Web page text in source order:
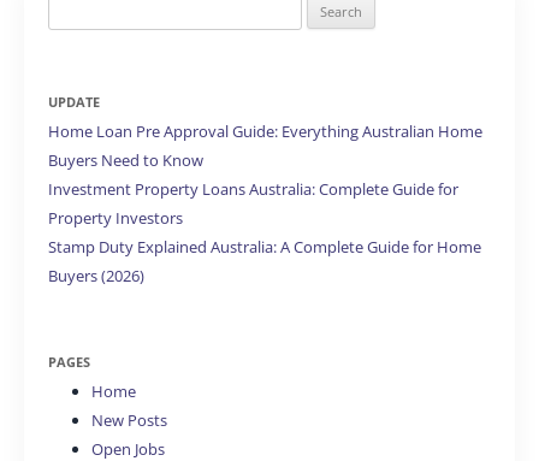
for:
UPDATE
Home Loan Pre Approval Guide: Everything Australian Home
Buyers Need to Know
Investment Property Loans Australia: Complete Guide for
Property Investors
Stamp Duty Explained Australia: A Complete Guide for Home
Buyers (2026)
PAGES
Home
New Posts
Open Jobs